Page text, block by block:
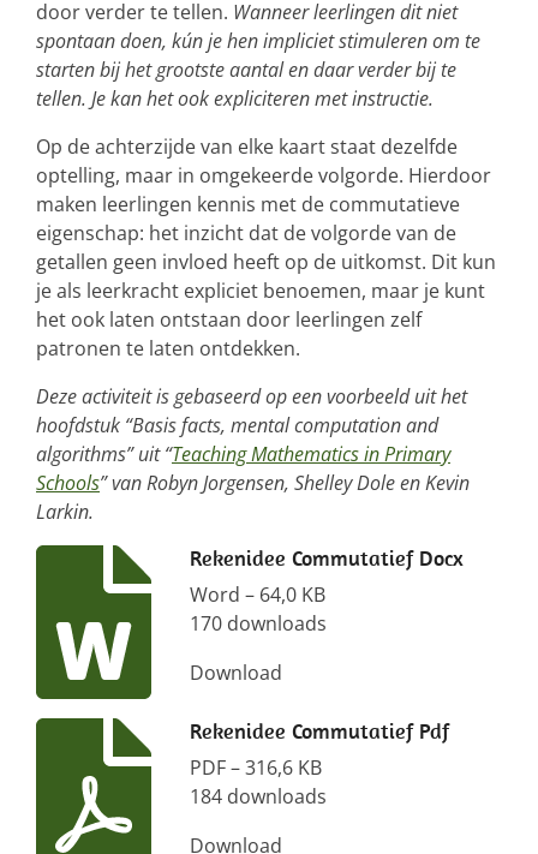
door verder te tellen. Wanneer leerlingen dit niet
spontaan doen, kún je hen impliciet stimuleren om te
starten bij het grootste aantal en daar verder bij te
tellen. Je kan het ook expliciteren met instructie.
Op de achterzijde van elke kaart staat dezelfde
optelling, maar in omgekeerde volgorde. Hierdoor
maken leerlingen kennis met de commutatieve
eigenschap: het inzicht dat de volgorde van de
getallen geen invloed heeft op de uitkomst. Dit kun
je als leerkracht expliciet benoemen, maar je kunt
het ook laten ontstaan door leerlingen zelf
patronen te laten ontdekken.
Deze activiteit is gebaseerd op een voorbeeld uit het
hoofdstuk “Basis facts, mental computation and
algorithms” uit “Teaching Mathematics in Primary
Schools” van Robyn Jorgensen, Shelley Dole en Kevin
Larkin.
Rekenidee Commutatief Docx
Word – 64,0 KB
170 downloads
Download
Rekenidee Commutatief Pdf
PDF – 316,6 KB
184 downloads
Download